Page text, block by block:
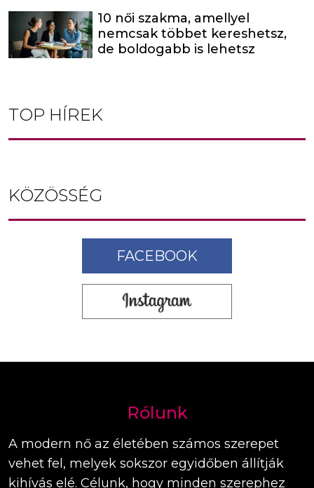
10 női szakma, amellyel
nemcsak többet kereshetsz,
de boldogabb is lehetsz
TOP HÍREK
KÖZÖSSÉG
FACEBOOK
Rólunk
A modern nő az életében számos szerepet
vehet fel, melyek sokszor egyidőben állítják
kihívás elé. Célunk, hogy minden szerephez